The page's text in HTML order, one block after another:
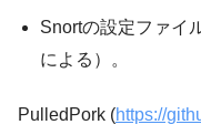
Snortの設定ファイ
による）。
PulledPork (https://